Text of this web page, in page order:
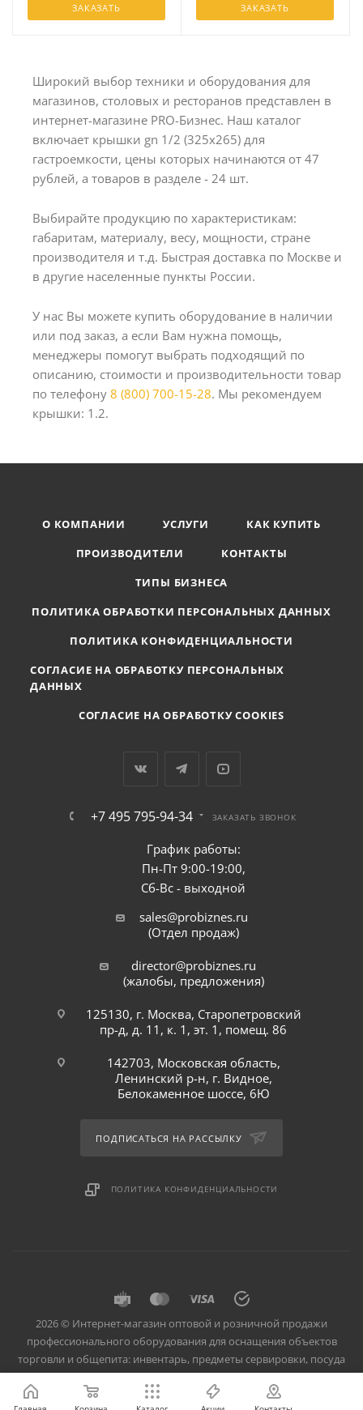
ЗАКАЗАТЬ ЗАКАЗАТЬ
Широкий выбор техники и оборудования для
магазинов, столовых и ресторанов представлен в
интернет-магазине PRO-Бизнес. Наш каталог
включает крышки gn 1/2 (325x265) для
гастроемкости, цены которых начинаются от 47
рублей, а товаров в разделе - 24 шт.
Выбирайте продукцию по характеристикам:
габаритам, материалу, весу, мощности, стране
производителя и т.д. Быстрая доставка по Москве и
в другие населенные пункты России.
У нас Вы можете купить оборудование в наличии
или под заказ, а если Вам нужна помощь,
менеджеры помогут выбрать подходящий по
описанию, стоимости и производительности товар
по телефону 8 (800) 700-15-28. Мы рекомендуем
крышки: 1.2.
О КОМПАНИИ УСЛУГИ
КАК КУПИТЬ
ПРОИЗВОДИТЕЛИ
КОНТАКТЫ
ТИПЫ БИЗНЕСА
ПОЛИТИКА ОБРАБОТКИ ПЕРСОНАЛЬНЫХ ДАННЫХ
ПОЛИТИКА КОНФИДЕНЦИАЛЬНОСТИ
СОГЛАСИЕ НА ОБРАБОТКУ ПЕРСОНАЛЬНЫХ
ДАННЫХ
СОГЛАСИЕ НА ОБРАБОТКУ COOKIES
+7 495 795-94-34 ЗАКАЗАТЬ ЗВОНОК
График работы:
Пн-Пт 9:00-19:00,
Сб-Вс - выходной
sales@probiznes.ru
(Отдел продаж)
director@probiznes.ru
(жалобы, предложения)
125130, г. Москва, Старопетровский
пр-д, д. 11, к. 1, эт. 1, помещ. 86
142703, Московская область,
Ленинский р-н, г. Видное,
Белокаменное шоссе, 6Ю
ПОДПИСАТЬСЯ НА РАССЫЛКУ
ПОЛИТИКА КОНФИДЕНЦИАЛЬНОСТИ
2026 © Интернет-магазин оптовой и розничной продажи
профессионального оборудования для оснащения объектов
торговли и общепита: инвентарь, предметы сервировки, посуда
для баров, кафе и ресторанов.